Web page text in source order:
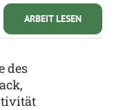
ARBEIT LESEN
des